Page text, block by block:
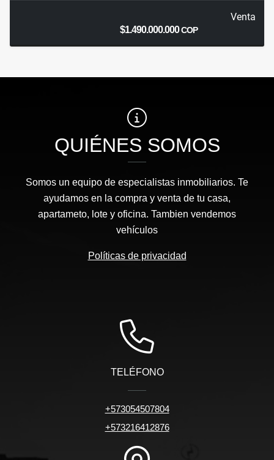
Venta
$1.490.000.000COP
QUIÉNES SOMOS
Somos un equipo de especialistas inmobiliarios. Te
ayudamos en la compra y venta de tu casa,
apartameto, lote y oficina. Tambien vendemos
vehículos
Políticas de privacidad
TELÉFONO
+573054507804
+573216412876